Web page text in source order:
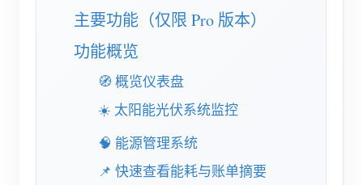
应用
主要功能（仅限 Pro 版本）
功能概览
🧭 概览仪表盘
☀️ 太阳能光伏系统监控
🧠 能源管理系统
📌 快速查看能耗与账单摘要